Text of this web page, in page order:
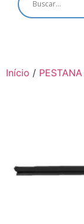
Início / PESTANA